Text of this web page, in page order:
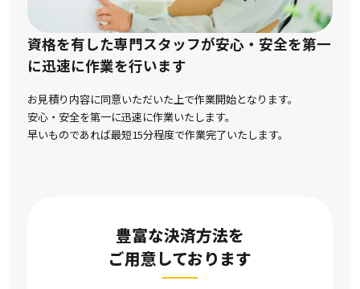
資格を有した専門スタッフが安心・安全を第一
に迅速に作業を行います
お見積り内容に同意いただいた上で作業開始となります。
安心・安全を第一に迅速に作業いたします。
早いものであれば最短15分程度で作業完了いたします。
豊富な決済方法を
ご用意しております